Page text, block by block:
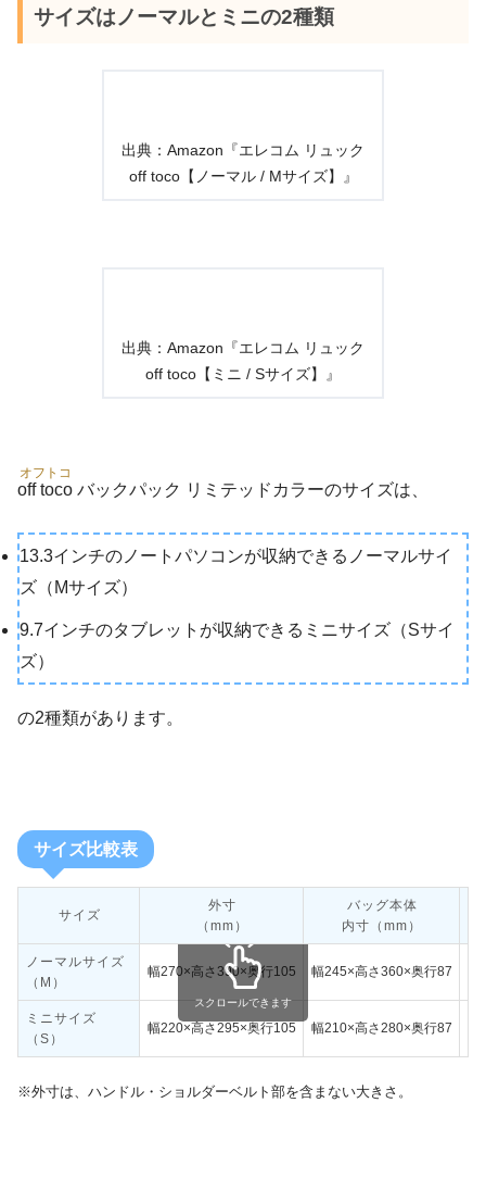
サイズはノーマルとミニの2種類
出典：Amazon『エレコム リュック
off toco【ノーマル / Mサイズ】』
出典：Amazon『エレコム リュック
off toco【ミニ / Sサイズ】』
off toco
オフトコ
バックパック リミテッドカラーのサイズは、
13.3インチのノートパソコンが収納できるノーマルサイ
ズ（Mサイズ）
9.7インチのタブレットが収納できるミニサイズ（Sサイ
ズ）
の2種類があります。
サイズ比較表
サイズ
外寸
（mm）
バッグ本体
内寸（mm）
ノーマルサイズ
（M）
幅270×高さ390×奥行105 幅245×高さ360×奥行87
ミニサイズ
（S）
幅220×高さ295×奥行105 幅210×高さ280×奥行87
スクロールできます
※外寸は、ハンドル・ショルダーベルト部を含まない大きさ。